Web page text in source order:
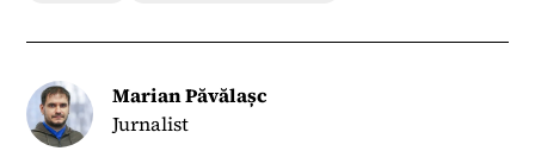
Marian Păvălașc
Jurnalist